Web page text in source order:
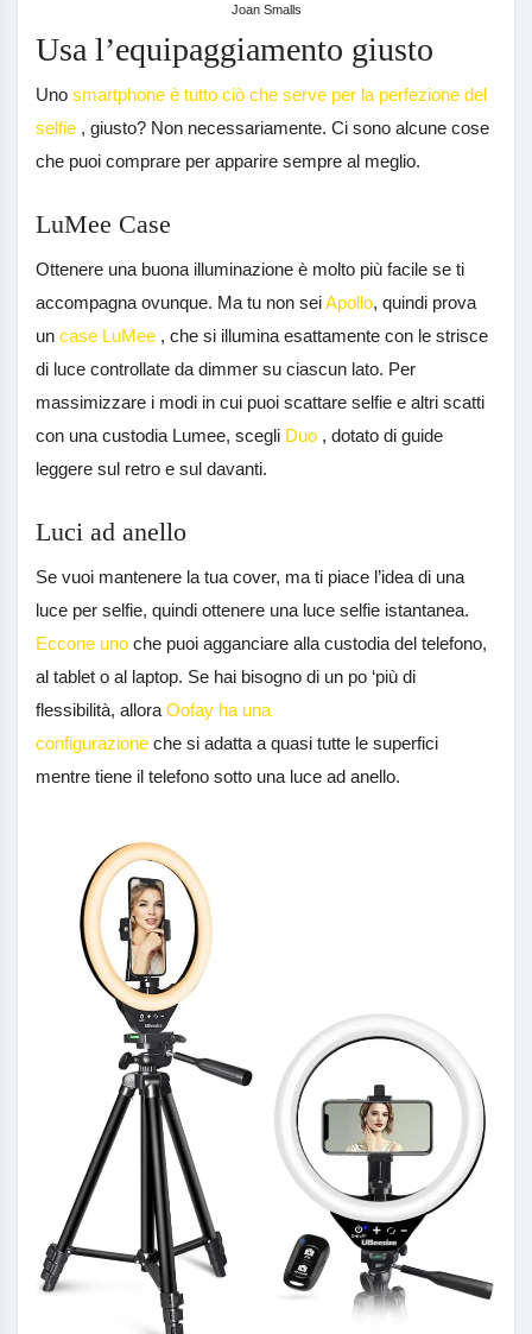
Joan Smalls
Usa l’equipaggiamento giusto
Uno smartphone è tutto ciò che serve per la perfezione del
selfie , giusto? Non necessariamente. Ci sono alcune cose
che puoi comprare per apparire sempre al meglio.
LuMee Case
Ottenere una buona illuminazione è molto più facile se ti
accompagna ovunque. Ma tu non seiApollo, quindi prova
un case LuMee , che si illumina esattamente con le strisce
di luce controllate da dimmer su ciascun lato. Per
massimizzare i modi in cui puoi scattare selfie e altri scatti
con una custodia Lumee, scegli Duo , dotato di guide
leggere sul retro e sul davanti.
Luci ad anello
Se vuoi mantenere la tua cover, ma ti piace l’idea di una
luce per selfie, quindi ottenere una luce selfie istantanea.
Eccone uno che puoi agganciare alla custodia del telefono,
al tablet o al laptop. Se hai bisogno di un po ‘più di
flessibilità, allora Oofay ha una
configurazione che si adatta a quasi tutte le superfici
mentre tiene il telefono sotto una luce ad anello.